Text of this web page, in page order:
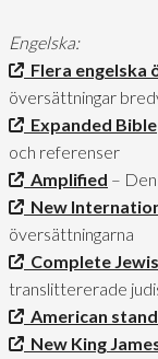
Engelska:
Flera
översättningar
Expanded Bible
och referenser
Amplified –
New
översättningarna
Complete
translittererade
American
New King